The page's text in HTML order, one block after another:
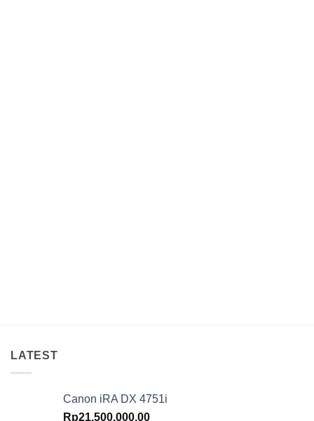
LATEST
Canon iRA DX 4751i
Rp21,500,000.00